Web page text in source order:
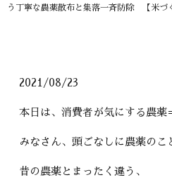
う丁寧な農薬散布と集落一斉防除 【米づ
2021/08/23
本日は、消費者が気にする農薬
みなさん、頭ごなしに農薬のこ
昔の農薬とまったく違う、